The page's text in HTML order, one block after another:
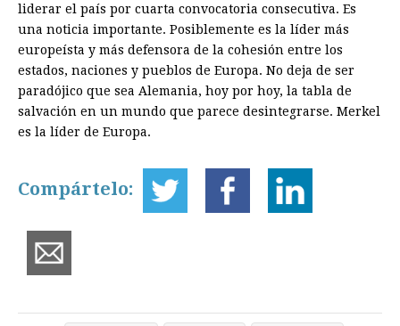
liderar el país por cuarta convocatoria consecutiva. Es
una noticia importante. Posiblemente es la líder más
europeísta y más defensora de la cohesión entre los
estados, naciones y pueblos de Europa. No deja de ser
paradójico que sea Alemania, hoy por hoy, la tabla de
salvación en un mundo que parece desintegrarse. Merkel
es la líder de Europa.
Compártelo: